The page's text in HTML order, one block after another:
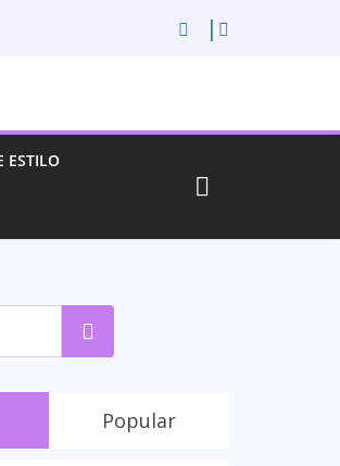
ESTILO
Pesquisar
Popular